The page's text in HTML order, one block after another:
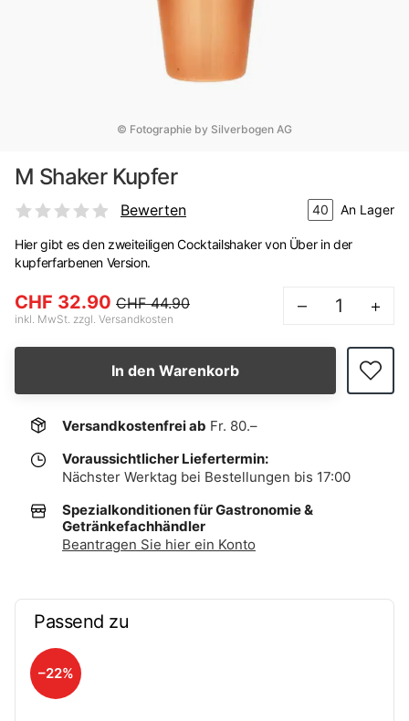
© Fotographie by Silverbogen AG
M Shaker Kupfer
Bewerten 40 An Lager
Hier gibt es den zweiteiligen Cocktailshaker von Über in der
kupferfarbenen Version.
CHF 32.90 CHF 44.90
inkl. MwSt. zzgl. Versandkosten
– +
In den Warenkorb
Versandkostenfrei ab Fr. 80.–
Voraussichtlicher Liefertermin:
Nächster Werktag bei Bestellungen bis 17:00
Spezialkonditionen für Gastronomie &
Getränkefachhändler
Beantragen Sie hier ein Konto
Passend zu
–22%